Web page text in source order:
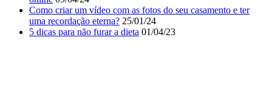
Como criar um vídeo com as fotos do seu casamento e ter
uma recordação eterna? 25/01/24
5 dicas para não furar a dieta 01/04/23